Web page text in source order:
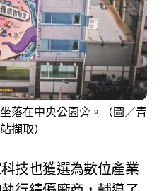
落在中央公園旁。（圖／青
擷取）
技也獲選為數位產業